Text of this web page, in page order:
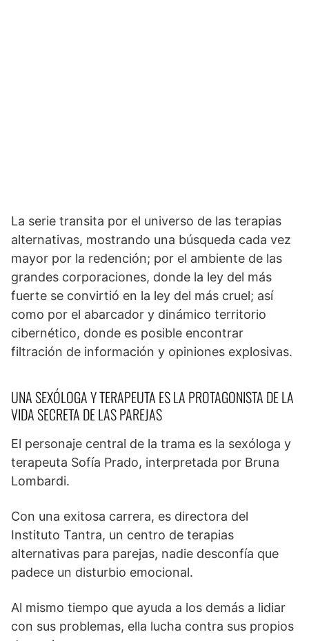
La serie transita por el universo de las terapias
alternativas, mostrando una búsqueda cada vez
mayor por la redención; por el ambiente de las
grandes corporaciones, donde la ley del más
fuerte se convirtió en la ley del más cruel; así
como por el abarcador y dinámico territorio
cibernético, donde es posible encontrar
filtración de información y opiniones explosivas.
UNA SEXÓLOGA Y TERAPEUTA ES LA PROTAGONISTA DE LA
VIDA SECRETA DE LAS PAREJAS
El personaje central de la trama es la sexóloga y
terapeuta Sofía Prado, interpretada por Bruna
Lombardi.
Con una exitosa carrera, es directora del
Instituto Tantra, un centro de terapias
alternativas para parejas, nadie desconfía que
padece un disturbio emocional.
Al mismo tiempo que ayuda a los demás a lidiar
con sus problemas, ella lucha contra sus propios